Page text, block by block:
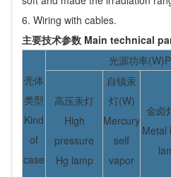
6. Wiring with cables.
主要技术参数 Main technical
壳体
类型
Kind
of
case
光源功率
高压汞灯
High
pressure
Hg lamp
自镇汞
灯(W)
Mercury
self
vapor
金卤
Metal